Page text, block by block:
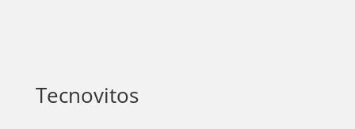
Tecnovitos